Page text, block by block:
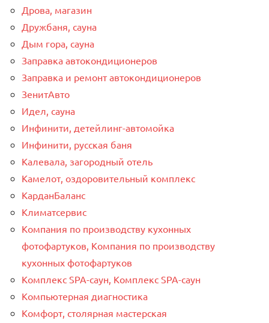
Дрова, магазин
Дружбаня, сауна
Дым гора, сауна
Заправка автокондиционеров
Заправка и ремонт автокондиционеров
ЗенитАвто
Идел, сауна
Инфинити, детейлинг-автомойка
Инфинити, русская баня
Калевала, загородный отель
Камелот, оздоровительный комплекс
КарданБаланс
Климатсервис
Компания по производству кухонных
фотофартуков, Компания по производству
кухонных фотофартуков
Комплекс SPA-саун, Комплекс SPA-саун
Компьютерная диагностика
Комфорт, столярная мастерская